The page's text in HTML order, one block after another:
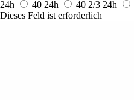
24h
40 24h 40 2/3 24h
Dieses Feld ist erforderlich